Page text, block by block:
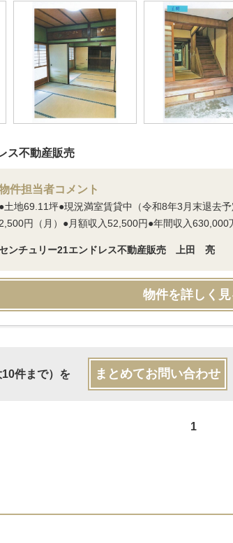
ス不動産販売
件担当者コメント
●土地69.11坪●現況満室賃貸中（令和8年3月末退去
円（月）●月額収入52,500円●年間収入630,000
ンチュリー21エンドレス不動産販売 上田 亮
物件を詳しく見
件まで）を まとめてお問い合わせ
1